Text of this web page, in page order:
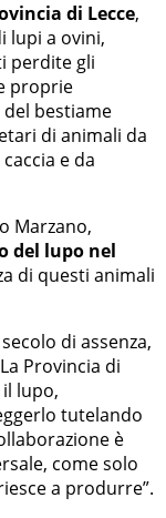
di Lecce,
lupi a ovini,
perdite gli
proprie
bestiame
di animali da
e da
Marzano,
del lupo nel
di questi animali
di assenza,
Provincia di
lupo,
tutelando
è
come solo
a produrre”.